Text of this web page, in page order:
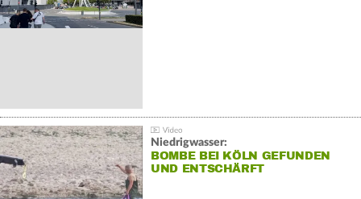
Niedrigwasser:
BOMBE BEI KÖLN GEFUNDEN
UND ENTSCHÄRFT